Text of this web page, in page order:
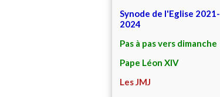
Synode de l'Eglise 2021-
2024
Pas à pas vers dimanche
Pape Léon XIV
Les JMJ